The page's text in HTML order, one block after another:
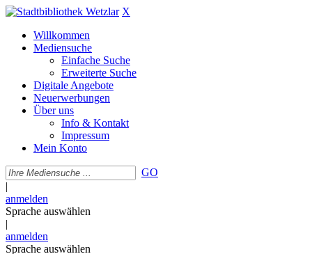
X
Willkommen
Mediensuche
Einfache Suche
Erweiterte Suche
Digitale Angebote
Neuerwerbungen
Über uns
Info & Kontakt
Impressum
Mein Konto
GO
|
anmelden
Sprache auswählen
|
anmelden
Sprache auswählen